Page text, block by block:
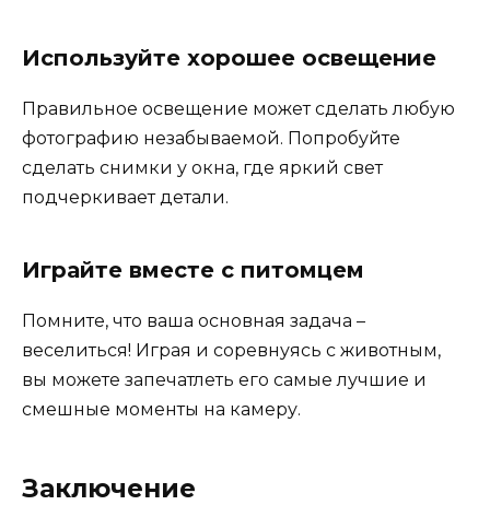
Используйте хорошее освещение
Правильное освещение может сделать любую
фотографию незабываемой. Попробуйте
сделать снимки у окна, где яркий свет
подчеркивает детали.
Играйте вместе с питомцем
Помните, что ваша основная задача –
веселиться! Играя и соревнуясь с животным,
вы можете запечатлеть его самые лучшие и
смешные моменты на камеру.
Заключение